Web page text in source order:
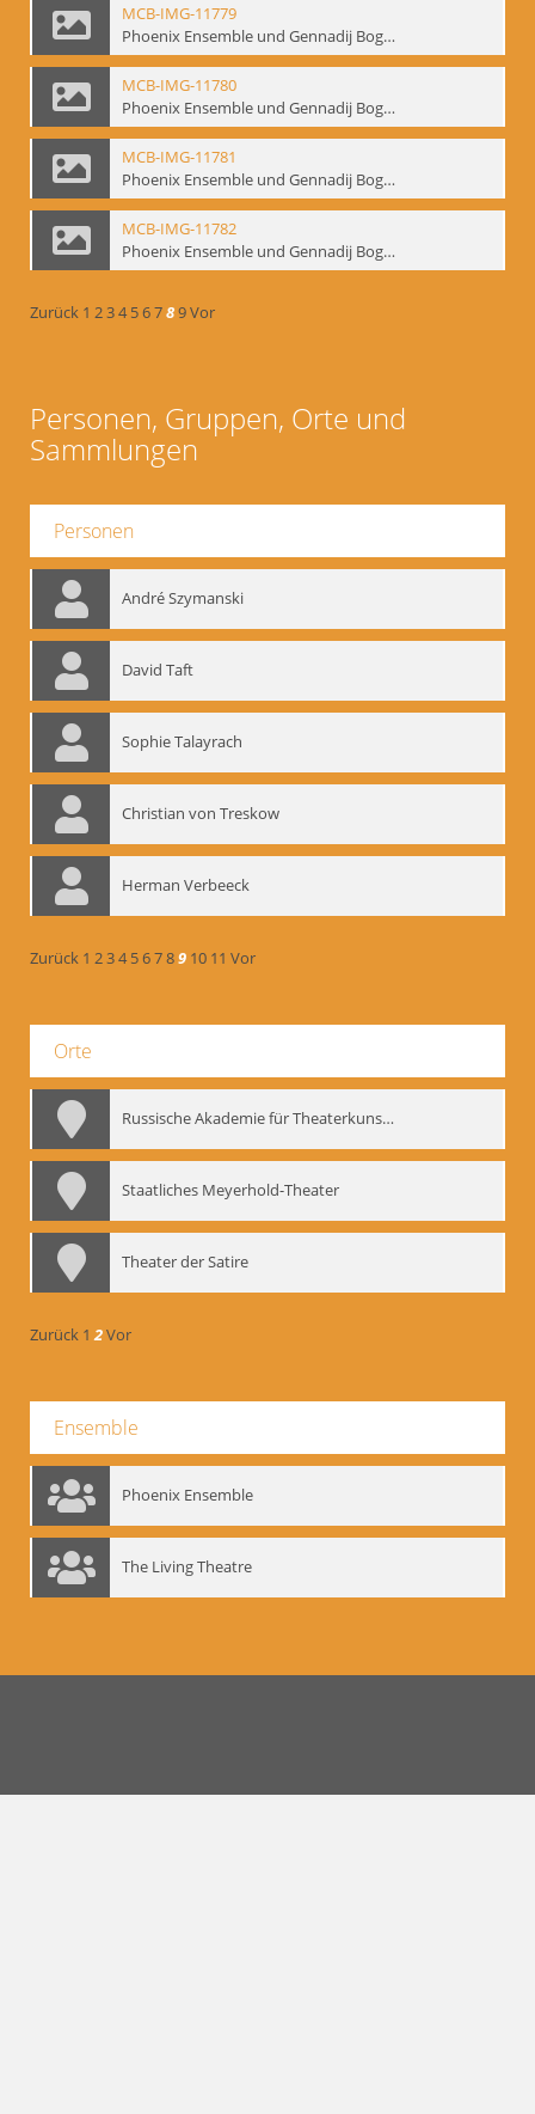
MCB-IMG-11779
Phoenix Ensemble und Gennadij Bogdanow; BM-img-105-5
MCB-IMG-11780
Phoenix Ensemble und Gennadij Bogdanow; BM-img-105-6
MCB-IMG-11781
Phoenix Ensemble und Gennadij Bogdanow; BM-img-105-7
MCB-IMG-11782
Phoenix Ensemble und Gennadij Bogdanow; BM-img-105-8
Zurück 1 234 56789Vor
Personen, Gruppen, Orte und
Sammlungen
Personen
André Szymanski
David Taft
Sophie Talayrach
Christian von Treskow
Herman Verbeeck
Zurück 1 234 56789 10 11 Vor
Orte
Russische Akademie für Theaterkunst – GITIS
Staatliches Meyerhold-Theater
Theater der Satire
Zurück 1 2Vor
Ensemble
Phoenix Ensemble
The Living Theatre